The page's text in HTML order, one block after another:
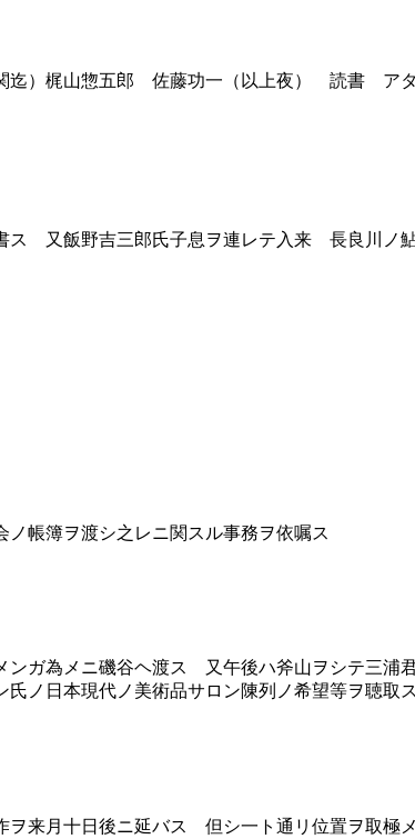
梶山惣五郎 佐藤功一（以上夜） 読書 アタ
又飯野吉三郎氏子息ヲ連レテ入来 長良川ノ
簿ヲ渡シ之レニ関スル事務ヲ依嘱ス
為メニ磯谷ヘ渡ス 又午後ハ斧山ヲシテ三浦
ノ日本現代ノ美術品サロン陳列ノ希望等ヲ聴取ス
月十日後ニ延バス 但シ一ト通リ位置ヲ取極